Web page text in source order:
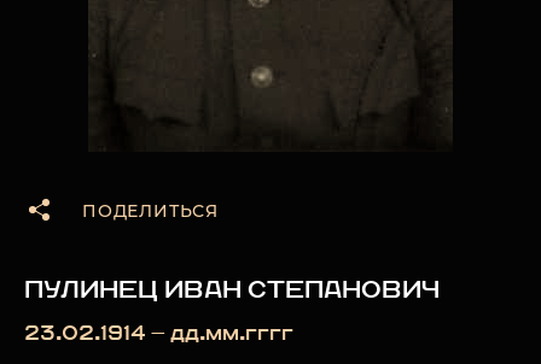
ПОДЕЛИТЬСЯ
ПУЛИНЕЦ ИВАН СТЕПАНОВИЧ
23.02.1914 — дд.мм.гггг